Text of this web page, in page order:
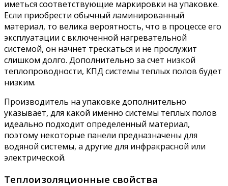
иметься соответствующие маркировки на упаковке.
Если приобрести обычный ламинированный
материал, то велика вероятность, что в процессе его
эксплуатации с включенной нагревательной
системой, он начнет трескаться и не прослужит
слишком долго. Дополнительно за счет низкой
теплопроводности, КПД системы теплых полов будет
низким.
Производитель на упаковке дополнительно
указывает, для какой именно системы теплых полов
идеально подходит определенный материал,
поэтому некоторые панели предназначены для
водяной системы, а другие для инфракрасной или
электрической.
Теплоизоляционные свойства